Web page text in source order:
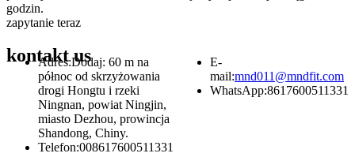
godzin.
zapytanie teraz
kontaktus
Adres:Dodaj: 60 m na
północ od skrzyżowania
drogi Hongtu i rzeki
Ningnan, powiat Ningjin,
miasto Dezhou, prowincja
Shandong, Chiny.
Telefon:008617600511331
E-
mail:mnd011@mndfit.com
WhatsApp:8617600511331